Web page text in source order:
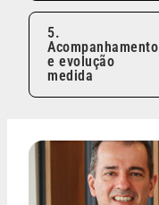
5.
Acompanhamento
e evolução
medida